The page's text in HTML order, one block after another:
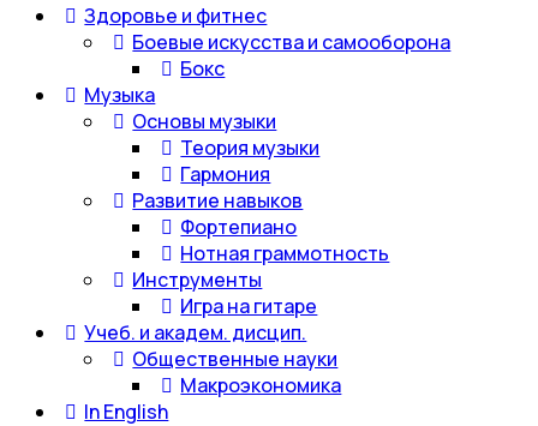
Здоровье и фитнес
Боевые искусства и самооборона
Бокс
Музыка
Основы музыки
Теория музыки
Гармония
Развитие навыков
Фортепиано
Нотная граммотность
Инструменты
Игра на гитаре
Учеб. и академ. дисцип.
Общественные науки
Макроэкономика
In English